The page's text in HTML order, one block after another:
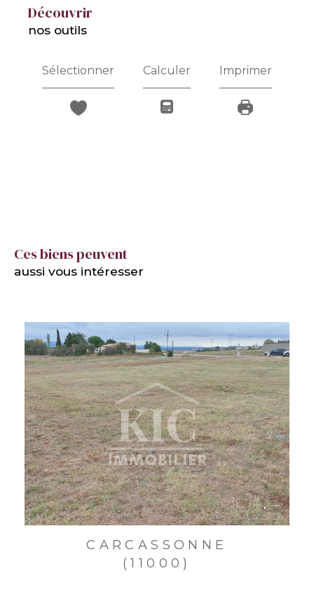
découvrir
nos outils
Sélectionner Calculer Imprimer
Ces biens peuvent
aussi vous intéresser
CARCASSONNE
(11000)